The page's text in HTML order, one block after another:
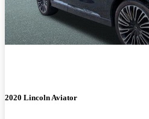
2020 Lincoln Aviator